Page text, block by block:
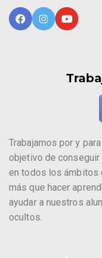
Trabajamos por y
objetivo de
en todos los ámbitos
más que hacer
ayudar a nuestros
ocultos.